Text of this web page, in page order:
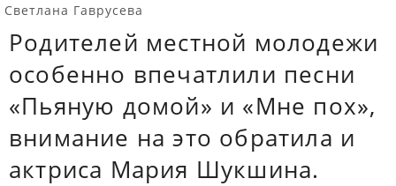
Светлана Гаврусева
Родителей местной молодежи
особенно впечатлили песни
«Пьяную домой» и «Мне пох»,
внимание на это обратила и
актриса Мария Шукшина.